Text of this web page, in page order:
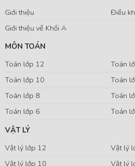
Giới thiệu
Điều
Giới thiệu về Khối A
MÔN TOÁN
Toán lớp 12
Toán
Toán lớp 10
Toán
Toán lớp 8
Toán
Toán lớp 6
Toán
VẬT LÝ
Vật lý lớp 12
Vật lý
Vật lý lớp 10
Vật lý